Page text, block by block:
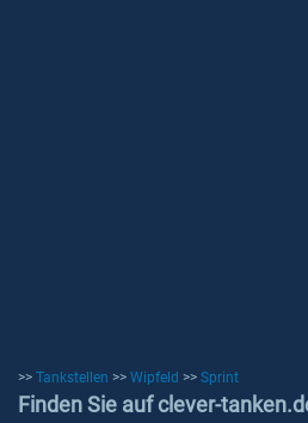
>> Tankstellen >> Wipfeld >> Sprint
Finden Sie auf clever-